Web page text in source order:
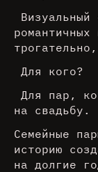
Для кого?
Для пар,
на свадьбу.
Семейные
историю
на долгие